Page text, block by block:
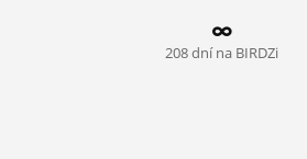
ROLETA208 dní na BIRDZi